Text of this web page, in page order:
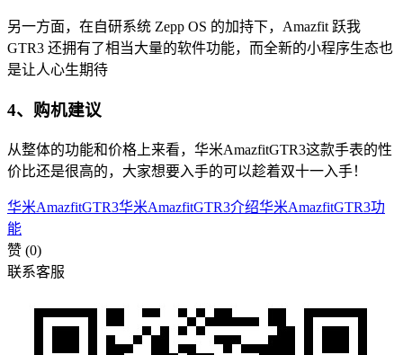
另一方面，在自研系统 Zepp OS 的加持下，Amazfit 跃我
GTR3 还拥有了相当大量的软件功能，而全新的小程序生态也
是让人心生期待
4、购机建议
从整体的功能和价格上来看，华米AmazfitGTR3这款手表的性
价比还是很高的，大家想要入手的可以趁着双十一入手！
华米AmazfitGTR3华米AmazfitGTR3介绍华米AmazfitGTR3功
能
赞 (0)
联系客服